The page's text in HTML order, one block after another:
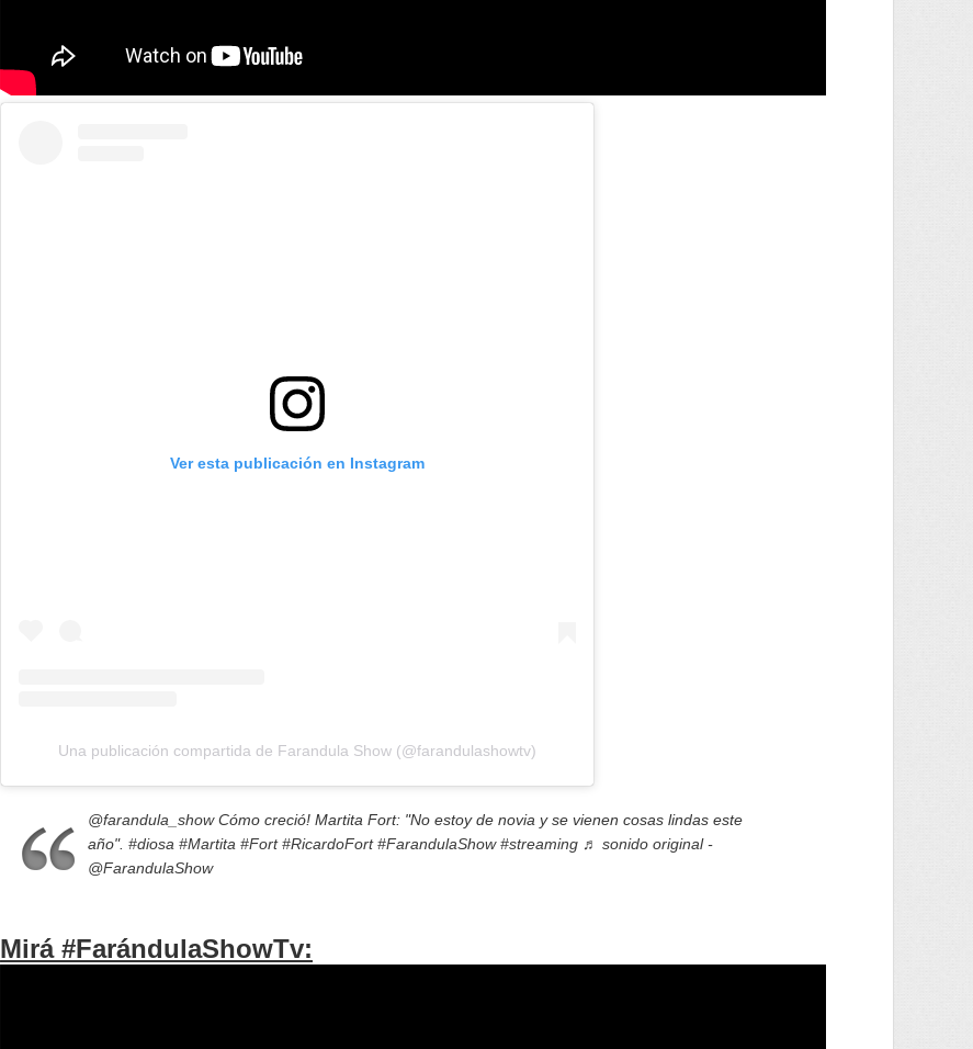
Ver esta publicación en Instagram
Una publicación compartida de Farandula Show (@farandulashowtv)
@farandula_showCómo creció! Martita Fort: "No estoy de novia y se vienen cosas lindas este
año". #diosa #Martita #Fort #RicardoFort #FarandulaShow #streaming ♬ sonido original -
@FarandulaShow
Mirá #FarándulaShowTv: